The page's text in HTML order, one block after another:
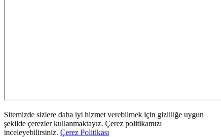
Sitemizde sizlere daha iyi hizmet verebilmek için gizliliğe uygun
şekilde çerezler kullanmaktayız. Çerez politikamızı
inceleyebilirsiniz. Çerez Politikası